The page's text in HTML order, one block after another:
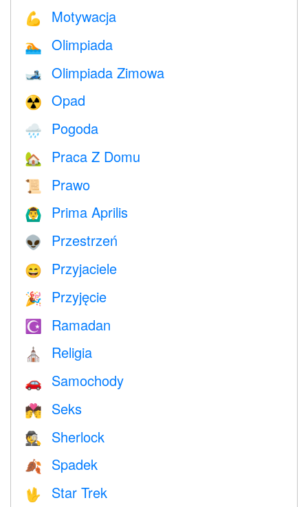
💪 Motywacja
🏊 Olimpiada
🎿 Olimpiada Zimowa
☢️ Opad
🌧 Pogoda
🏡 Praca Z Domu
📜 Prawo
🙆‍♂️ Prima Aprilis
👽 Przestrzeń
😄 Przyjaciele
🎉 Przyjęcie
☪️ Ramadan
⛪️ Religia
🚗 Samochody
💏 Seks
🕵️ Sherlock
🍂 Spadek
🖖 Star Trek